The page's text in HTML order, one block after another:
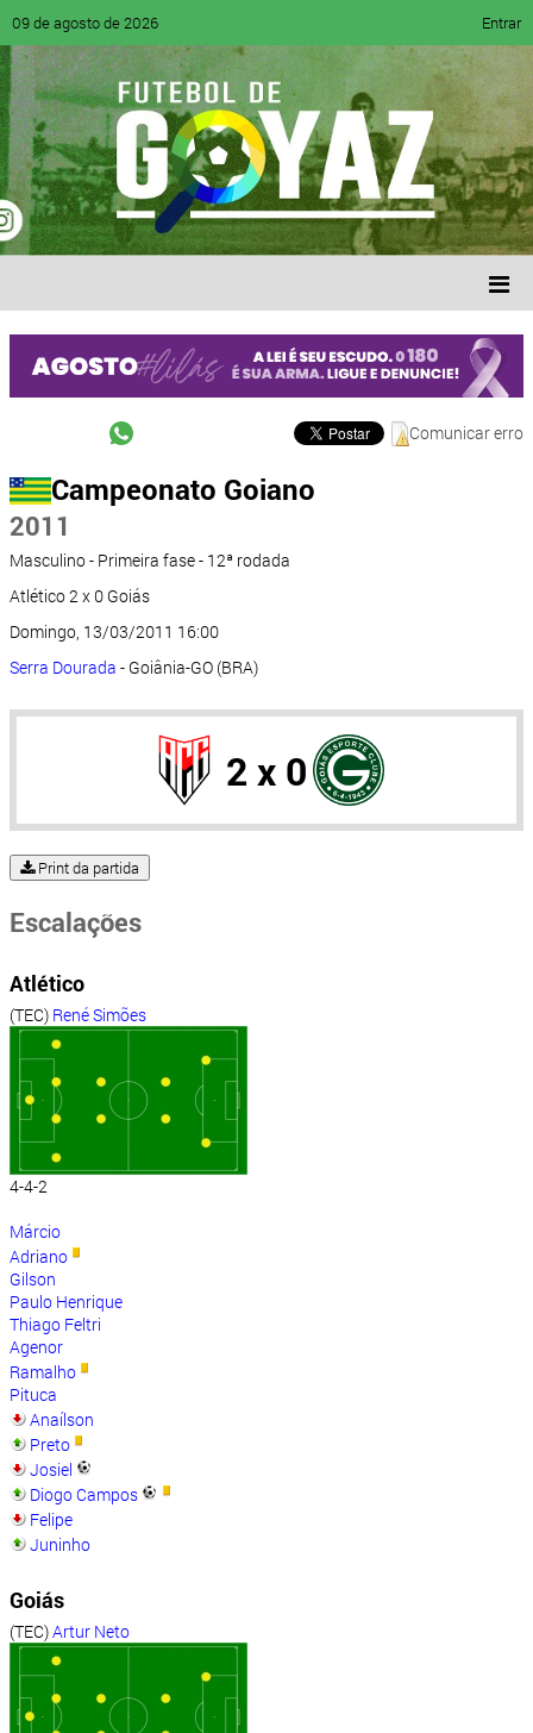
09 de agosto de 2026 Entrar
Comunicar erro
Campeonato Goiano
2011
Masculino - Primeira fase - 12ª rodada
Atlético 2 x 0 Goiás
Domingo, 13/03/2011 16:00
Serra Dourada - Goiânia-GO (BRA)
2 x 0
Print da partida
Escalações
Atlético
(TEC) René Simões
4-4-2
Márcio
Adriano
Gilson
Paulo Henrique
Thiago Feltri
Agenor
Ramalho
Pituca
Anaílson
Preto
Josiel
Diogo Campos
Felipe
Juninho
Goiás
(TEC)Artur Neto